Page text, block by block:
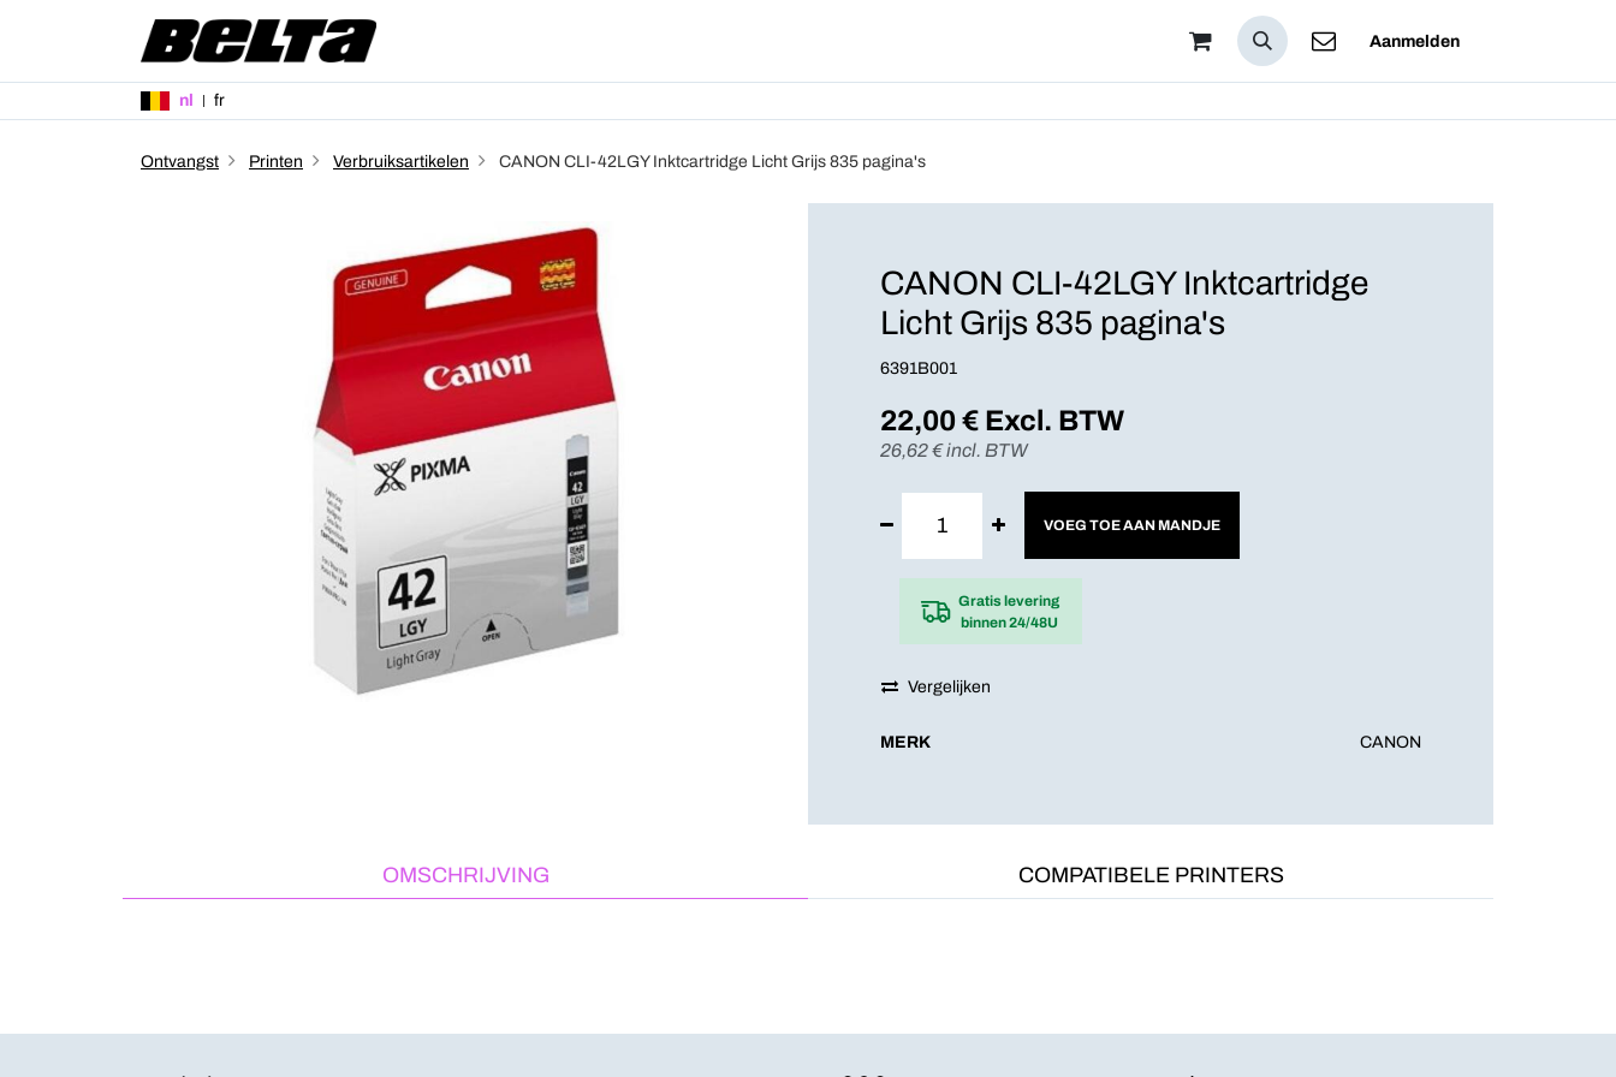
Aanmelden
nl fr
Ontvangst Printen Verbruiksartikelen CANON CLI-42LGY Inktcartridge Licht Grijs 835 pagina's
CANON CLI-42LGY Inktcartridge
Licht Grijs 835 pagina's
6391B001
22,00€ Excl. BTW
26,62€ incl. BTW
VOEG TOE AAN MANDJE
Gratis levering
binnen 24/48U
Vergelijken
MERK CANON
OMSCHRIJVING COMPATIBELE PRINTERS